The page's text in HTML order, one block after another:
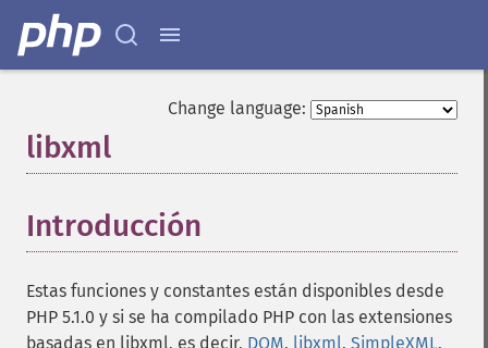
Change language:
libxml
Introducción
Estas funciones y constantes están disponibles desde
PHP 5.1.0 y si se ha compilado PHP con las extensiones
basadas en libxml, es decir, DOM, libxml, SimpleXML,